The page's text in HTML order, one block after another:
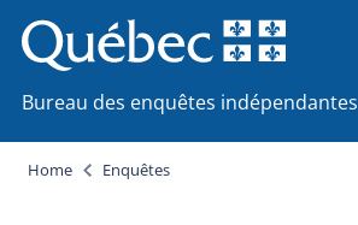
Bureau des enquêtes indépendantes
Home Enquêtes